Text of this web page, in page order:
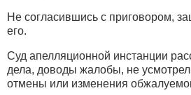
Не согласившись с приговором,
его.
Суд апелляционной инстанции
дела, доводы жалобы, не
отмены или изменения